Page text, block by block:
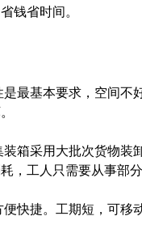
钱省时间。
要求，空间不好存
大批次货物装卸模
，工人只需要从事部分
工期短，可移动、